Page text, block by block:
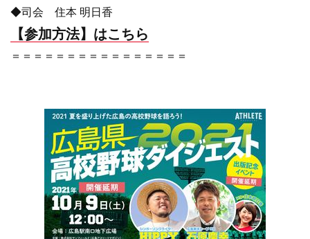
◆司会 住本 明日香
【参加方法】はこちら
＝＝＝＝＝＝＝＝＝＝＝＝＝＝＝＝